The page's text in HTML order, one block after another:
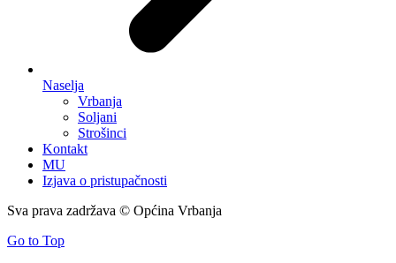
Naselja
Vrbanja
Soljani
Strošinci
Kontakt
MU
Izjava o pristupačnosti
Sva prava zadržava © Općina Vrbanja
Go to Top